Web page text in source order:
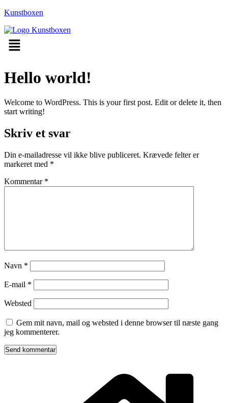
Kunstboxen
Menu
Hello world!
Welcome to WordPress. This is your first post. Edit or delete it, then
start writing!
Skriv et svar
Din e-mailadresse vil ikke blive publiceret. Krævede felter er
markeret med *
Kommentar *
Navn *
E-mail *
Websted
Gem mit navn, mail og websted i denne browser til næste gang
jeg kommenterer.